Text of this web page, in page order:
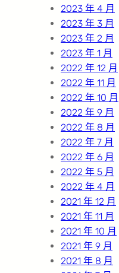
2023 年 4 月
2023 年 3 月
2023 年 2 月
2023 年 1 月
2022 年 12 月
2022 年 11 月
2022 年 10 月
2022 年 9 月
2022 年 8 月
2022 年 7 月
2022 年 6 月
2022 年 5 月
2022 年 4 月
2021 年 12 月
2021 年 11 月
2021 年 10 月
2021 年 9 月
2021 年 8 月